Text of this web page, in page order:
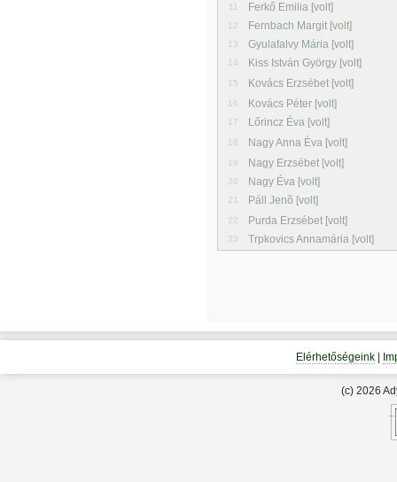
11 Ferkő Emilia [volt]
12 Fernbach Margit [volt]
13 Gyulafalvy Mária [volt]
14 Kiss István György [volt]
15 Kovács Erzsébet [volt]
16 Kovács Péter [volt]
17 Lőrincz Éva [volt]
18 Nagy Anna Éva [volt]
19 Nagy Erzsébet [volt]
20 Nagy Éva [volt]
21 Páll Jenõ [volt]
22 Purda Erzsébet [volt]
23 Trpkovics Annamária [volt]
Elérhetőségeink|
(c) 2026